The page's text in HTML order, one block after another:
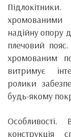
надійну опору
плечовий
хромованим
витримує
ролики
будь-якому
Особливості.
конструкція